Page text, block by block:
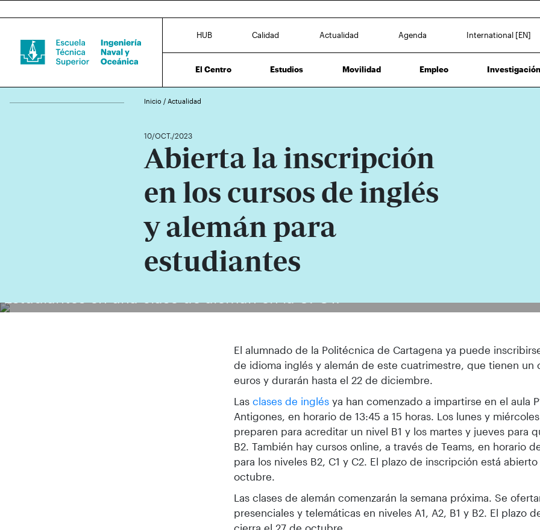
HUB Calidad Actualidad Agenda International [EN]
El Centro Estudios Movilidad Empleo Investigación
Inicio / Actualidad
10/OCT./2023
Abierta la inscripción
en los cursos de inglés
y alemán para
estudiantes
El alumnado de la Politécnica de Cartagena ya puede
de idioma inglés y alemán de este cuatrimestre, que tienen un
euros y durarán hasta el 22 de diciembre.
Lasclases de inglés ya han comenzado a impartirse en el aula
Antigones, en horario de 13:45 a 15 horas. Los lunes y
preparen para acreditar un nivel B1 y los martes y jueves para
B2. También hay cursos online, a través de Teams, en horario
para los niveles B2, C1 y C2. El plazo de inscripción está
octubre.
Las clases de alemán comenzarán la semana próxima. Se
presenciales y telemáticas en niveles A1, A2, B1 y B2. El plazo
cierra el 27 de octubre.